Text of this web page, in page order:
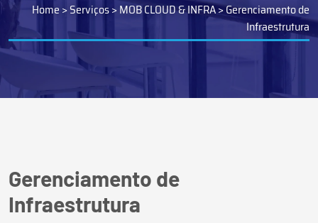
Home > Serviços> MOB CLOUD & INFRA>Gerenciamento de
Infraestrutura
Gerenciamento de
Infraestrutura